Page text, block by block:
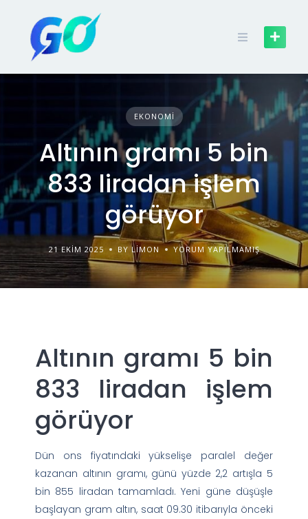
EKONOMI
Altının gramı 5 bin
833 liradan işlem
görüyor
21 EKIM 2025 BY LIMON YORUM YAPILMAMIŞ
Altının gramı 5 bin
833 liradan işlem
görüyor
Dün ons fiyatındaki yükselişe paralel değer
kazanan altının gramı, günü yüzde 2,2 artışla 5
bin 855 liradan tamamladı. Yeni güne düşüşle
başlayan gram altın, saat 09.30 itibarıyla önceki